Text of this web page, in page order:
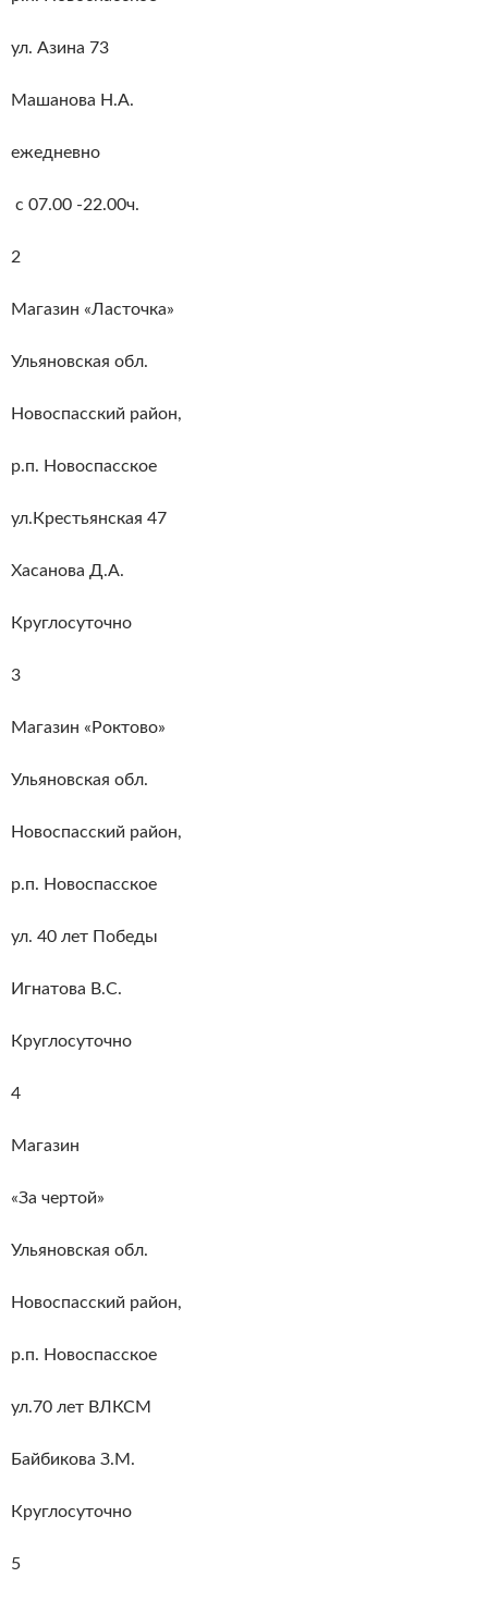
ул. Азина 73
Машанова Н.А.
ежедневно
с 07.00 -22.00ч.
2
Магазин «Ласточка»
Ульяновская обл.
Новоспасский район,
р.п. Новоспасское
ул.Крестьянская 47
Хасанова Д.А.
Круглосуточно
3
Магазин «Роктово»
Ульяновская обл.
Новоспасский район,
р.п. Новоспасское
ул. 40 лет Победы
Игнатова В.С.
Круглосуточно
4
Магазин
«За чертой»
Ульяновская обл.
Новоспасский район,
р.п. Новоспасское
ул.70 лет ВЛКСМ
Байбикова З.М.
Круглосуточно
5